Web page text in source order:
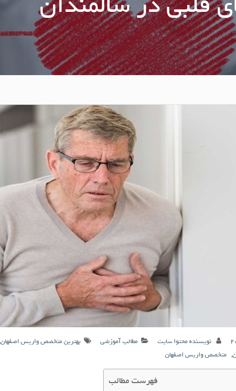
نویسنده محتوا سایت مطالب آموزشی بهترین متخصص واریس اصفهان,
, متخصص واریس اصفهان
فهرست مطالب